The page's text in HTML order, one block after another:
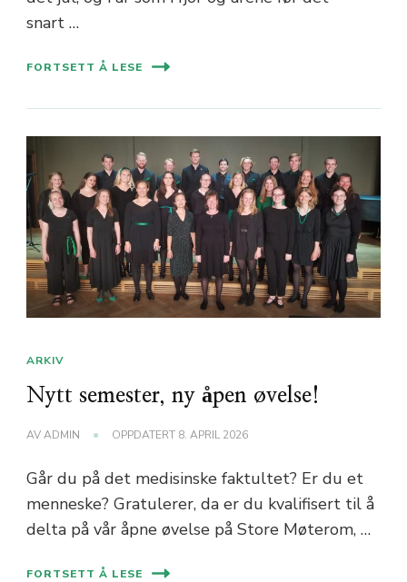
snart …
FORTSETT Å LESE
ARKIV
Nytt semester, ny åpen øvelse!
AVADMIN OPPDATERT 8. APRIL 2026
Går du på det medisinske faktultet? Er du et
menneske? Gratulerer, da er du kvalifisert til å
delta på vår åpne øvelse på Store Møterom, …
FORTSETT Å LESE